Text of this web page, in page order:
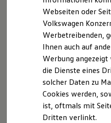
Lifestyle Shop
T-Roc
Golf Kollektion
ID. Kollektion
Volkswagen
R-Kollektion
GTI Kollektion
Fußball Drop
we drive football
#wedriveproud
Besitzer und Service
Software Updates
Service und Ersatzteile
Mehr zum T-Cross
Webseiten oder
Volkswagen
Werbetreibenden,
Ihnen auch auf
Werbung
die Dienste eines
solcher Daten zu
Cookies werden,
ist, oftmals mit
Dritten verlinkt.